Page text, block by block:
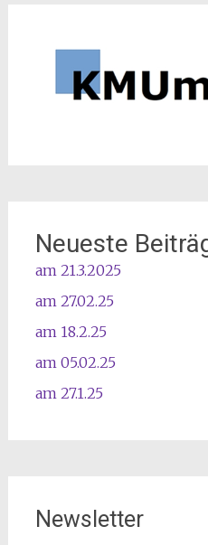
Neueste
am 21.3.2025
am 27.02.25
am 18.2.25
am 05.02.25
am 27.1.25
Newsletter